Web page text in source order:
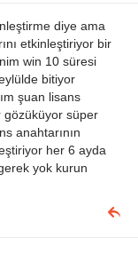
diye ama
etkinleştiriyor bir
win 10 süresi
bitiyor
şuan lisans
gözüküyor süper
anahtarının
her 6 ayda
yok kurun